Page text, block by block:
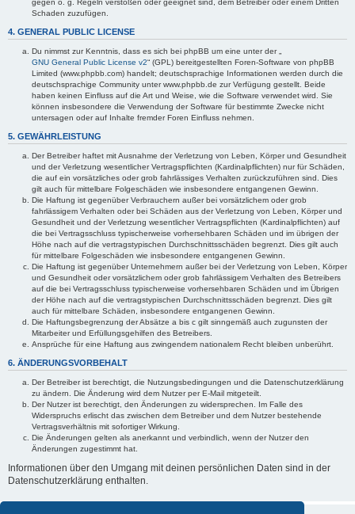
gegen o. g. Regeln verstoßen oder geeignet sind, dem Betreiber oder einem Dritten
Schaden zuzufügen.
4. GENERAL PUBLIC LICENSE
Du nimmst zur Kenntnis, dass es sich bei phpBB um eine unter der „
GNU General Public License v2“ (GPL) bereitgestellten Foren-Software von phpBB
Limited (www.phpbb.com) handelt; deutschsprachige Informationen werden durch die
deutschsprachige Community unter www.phpbb.de zur Verfügung gestellt. Beide
haben keinen Einfluss auf die Art und Weise, wie die Software verwendet wird. Sie
können insbesondere die Verwendung der Software für bestimmte Zwecke nicht
untersagen oder auf Inhalte fremder Foren Einfluss nehmen.
5. GEWÄHRLEISTUNG
Der Betreiber haftet mit Ausnahme der Verletzung von Leben, Körper und Gesundheit
und der Verletzung wesentlicher Vertragspflichten (Kardinalpflichten) nur für Schäden,
die auf ein vorsätzliches oder grob fahrlässiges Verhalten zurückzuführen sind. Dies
gilt auch für mittelbare Folgeschäden wie insbesondere entgangenen Gewinn.
Die Haftung ist gegenüber Verbrauchern außer bei vorsätzlichem oder grob
fahrlässigem Verhalten oder bei Schäden aus der Verletzung von Leben, Körper und
Gesundheit und der Verletzung wesentlicher Vertragspflichten (Kardinalpflichten) auf
die bei Vertragsschluss typischerweise vorhersehbaren Schäden und im übrigen der
Höhe nach auf die vertragstypischen Durchschnittsschäden begrenzt. Dies gilt auch
für mittelbare Folgeschäden wie insbesondere entgangenen Gewinn.
Die Haftung ist gegenüber Unternehmern außer bei der Verletzung von Leben, Körper
und Gesundheit oder vorsätzlichem oder grob fahrlässigem Verhalten des Betreibers
auf die bei Vertragsschluss typischerweise vorhersehbaren Schäden und im Übrigen
der Höhe nach auf die vertragstypischen Durchschnittsschäden begrenzt. Dies gilt
auch für mittelbare Schäden, insbesondere entgangenen Gewinn.
Die Haftungsbegrenzung der Absätze a bis c gilt sinngemäß auch zugunsten der
Mitarbeiter und Erfüllungsgehilfen des Betreibers.
Ansprüche für eine Haftung aus zwingendem nationalem Recht bleiben unberührt.
6. ÄNDERUNGSVORBEHALT
Der Betreiber ist berechtigt, die Nutzungsbedingungen und die Datenschutzerklärung
zu ändern. Die Änderung wird dem Nutzer per E-Mail mitgeteilt.
Der Nutzer ist berechtigt, den Änderungen zu widersprechen. Im Falle des
Widerspruchs erlischt das zwischen dem Betreiber und dem Nutzer bestehende
Vertragsverhältnis mit sofortiger Wirkung.
Die Änderungen gelten als anerkannt und verbindlich, wenn der Nutzer den
Änderungen zugestimmt hat.
Informationen über den Umgang mit deinen persönlichen Daten sind in der
Datenschutzerklärung enthalten.